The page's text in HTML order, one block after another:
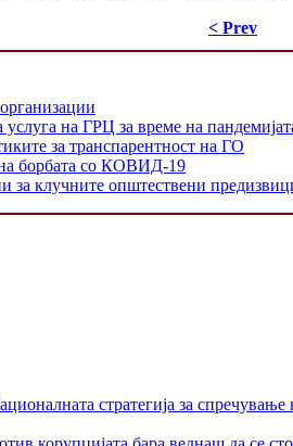
< Prev
на ГРЦ за време на
за транспарентност на ГО
на борбата со КОВИД-19
за клучните општествени
стратегија за